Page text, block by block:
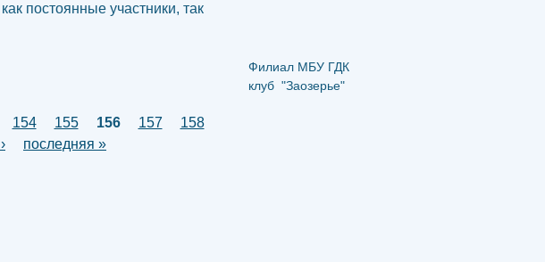
постоянные участники, так
154 155 156 157
158
последняя »
Филиал МБУ ГДК
клуб "Заозерье"